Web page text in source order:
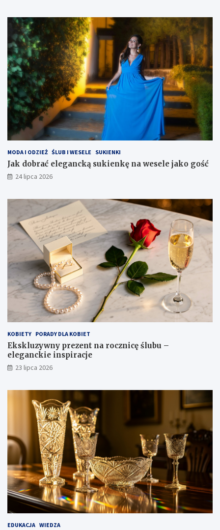
MODA I ODZIEŻ ŚLUB I WESELE SUKIENKI
Jak dobrać elegancką sukienkę na wesele jako gość
24 lipca 2026
KOBIETY PORADY DLA KOBIET
Ekskluzywny prezent na rocznicę ślubu –
eleganckie inspiracje
23 lipca 2026
EDUKACJA WIEDZA